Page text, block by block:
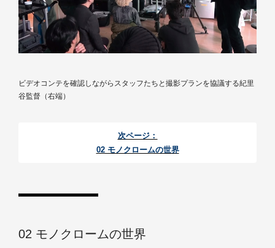
ビデオコンテを確認しながらスタッフたちと撮影プランを協議する紀里
谷監督（右端）
次ページ：
02 モノクロームの世界
02 モノクロームの世界